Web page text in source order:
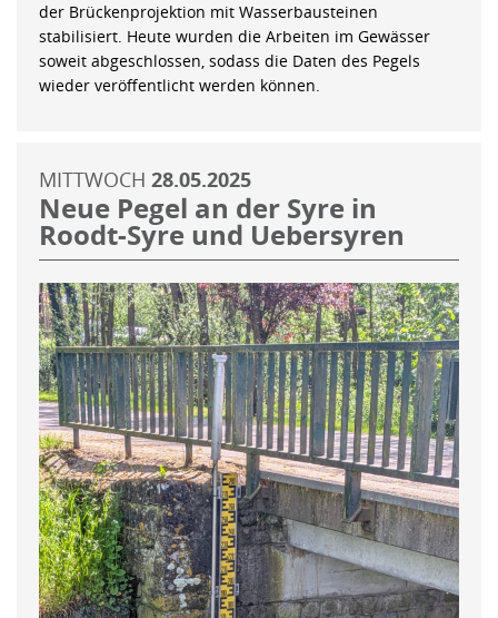
der Brückenprojektion mit Wasserbausteinen
stabilisiert. Heute wurden die Arbeiten im Gewässer
soweit abgeschlossen, sodass die Daten des Pegels
wieder veröffentlicht werden können.
MITTWOCH 28.05.2025
Neue Pegel an der Syre in
Roodt-Syre und Uebersyren